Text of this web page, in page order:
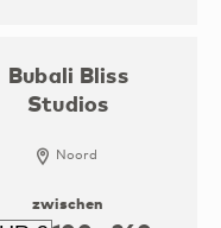
Bubali Bliss
Studios
Noord
zwischen